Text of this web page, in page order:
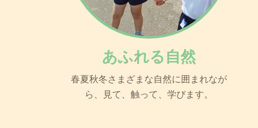
あふれる自然
春夏秋冬さまざまな自然に囲まれなが
ら、見て、触って、学びます。